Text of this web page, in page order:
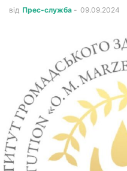
від Прес-служба - 09.09.2024